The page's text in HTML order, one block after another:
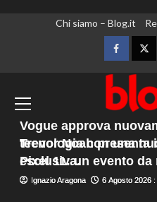
Chi siamo – Blog.it
Facebook
Menu
principale
Il Senato Usa
colpevole di
rischia un’indagine
Giuseppe Recca 7 Agosto 2026
Trevor Noah presenta
Pixel 11: un evento da
Ignazio Aragona 6 Agosto 2026 :
Vogue approva
tecnologia con una
esclusiva.
Ignazio Aragona 6 Agosto 2026 :
Soraya:
silenzio
4
Emma